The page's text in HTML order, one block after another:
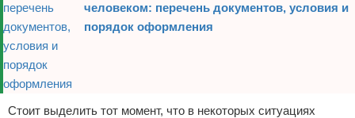
человеком: перечень документов, условия и
порядок оформления
Стоит выделить тот момент, что в некоторых ситуациях